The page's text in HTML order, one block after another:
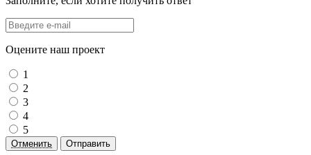
Оцените наш проект
1
2
3
4
5
Отменить Отправить